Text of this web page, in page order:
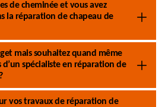
de cheminée et vous avez
la réparation de chapeau de
mais souhaitez quand même
spécialiste en réparation de
vos travaux de réparation de